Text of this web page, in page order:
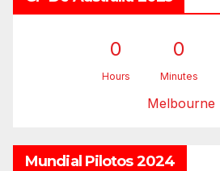
0
Hours
0
Minutes
Melbourne
Mundial Pilotos 2024